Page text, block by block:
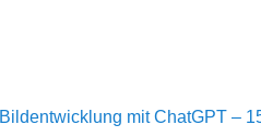
Bildentwicklung mit ChatGPT –